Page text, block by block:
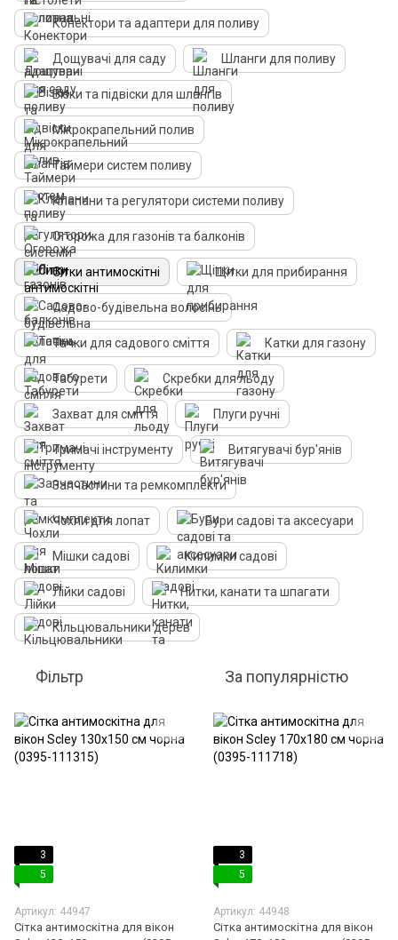
Конектори та адаптери для поливу
Дощувачі для саду Шланги для поливу
Візки та підвіски для шлангів
Мікрокрапельний полив
Таймери систем поливу
Клапани та регулятори системи поливу
Огорожа для газонів та балконів
Сітки антимоскітні Щітки для прибирання
Садово-будівельна волосінь
Тачки для садового сміття Катки для газону
Табурети Скребки для льоду
Захват для сміття Плуги ручні
Тримачі інструменту Витягувачі бур'янів
Запчастини та ремкомплекти
Чохли для лопат Бури садові та аксесуари
Мішки садові Килимки садові
Лійки садові Нитки, канати та шпагати
Кільцювальники дерев
Фільтр За популярністю
3
5
Артикул: 44947
Сітка антимоскітна для вікон
3
5
Артикул: 44948
Сітка антимоскітна для вікон